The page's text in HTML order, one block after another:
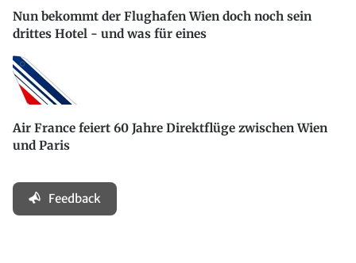
Nun bekommt der Flughafen Wien doch noch sein
drittes Hotel - und was für eines
Air France feiert 60 Jahre Direktflüge zwischen Wien
und Paris
Feedback